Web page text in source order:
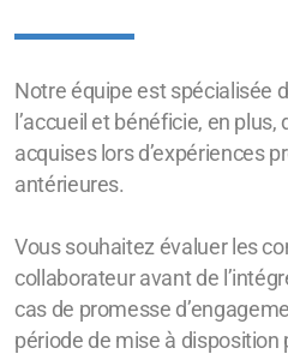
Notre équipe est spécialisée
l’accueil et bénéficie, en
acquises lors d’expériences
antérieures.
Vous souhaitez évaluer les
collaborateur avant de
cas de promesse
période de mise à disposition